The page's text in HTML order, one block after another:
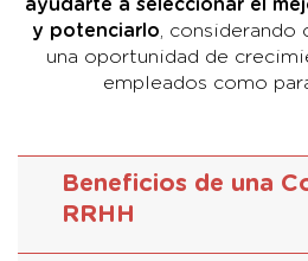
ayudarte a seleccionar el
y potenciarlo ,
una oportunidad de
empleados como
Beneficios de una
RRHH